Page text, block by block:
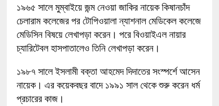
১৯৬৫ সালে মুম্বাইয়ে জন্ম নেওয়া জাকির নায়েক কিষানচাঁদ
চেলারাম কলেজের পর টোপিওয়ালা ন্যাশনাল মেডিকেল কলেজে
মেডিসিন বিষয়ে লেখাপড়া করেন। পরে বিওয়াইএল নায়ার
চ্যারিটেবল হাসপাতালেও তিনি লেখাপড়া করেন।
১৯৮৭ সালে ইসলামী বক্তা আহমেদ দিদাতের সংস্পর্শে আসেন
নায়েক। এর কয়েকবছর বাদে ১৯৯১ সাল থেকে শুরু করেন ধর্ম
প্রচারের কাজ।